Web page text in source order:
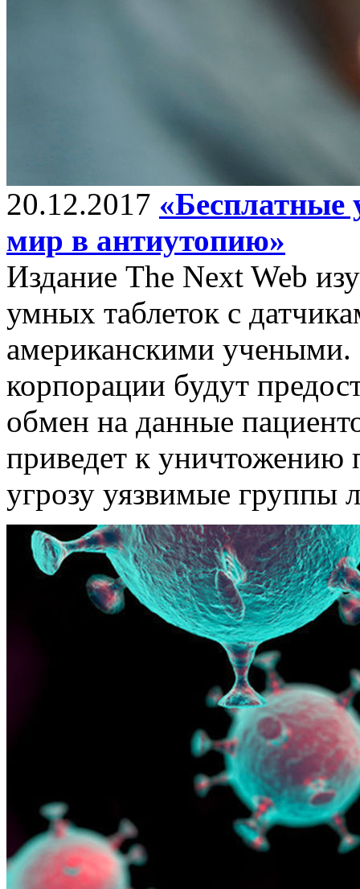
20.12.2017 «Бесплатные
мир в антиутопию»
Издание The Next Web
умных таблеток с
американскими
корпорации будут
обмен на данные
приведет к уничтожению
угрозу уязвимые группы